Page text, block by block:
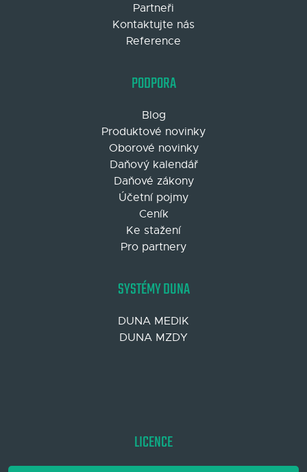
Partneři
Kontaktujte nás
Reference
PODPORA
Blog
Produktové novinky
Oborové novinky
Daňový kalendář
Daňové zákony
Účetní pojmy
Ceník
Ke stažení
Pro partnery
SYSTÉMY DUNA
DUNA MEDIK
DUNA MZDY
LICENCE